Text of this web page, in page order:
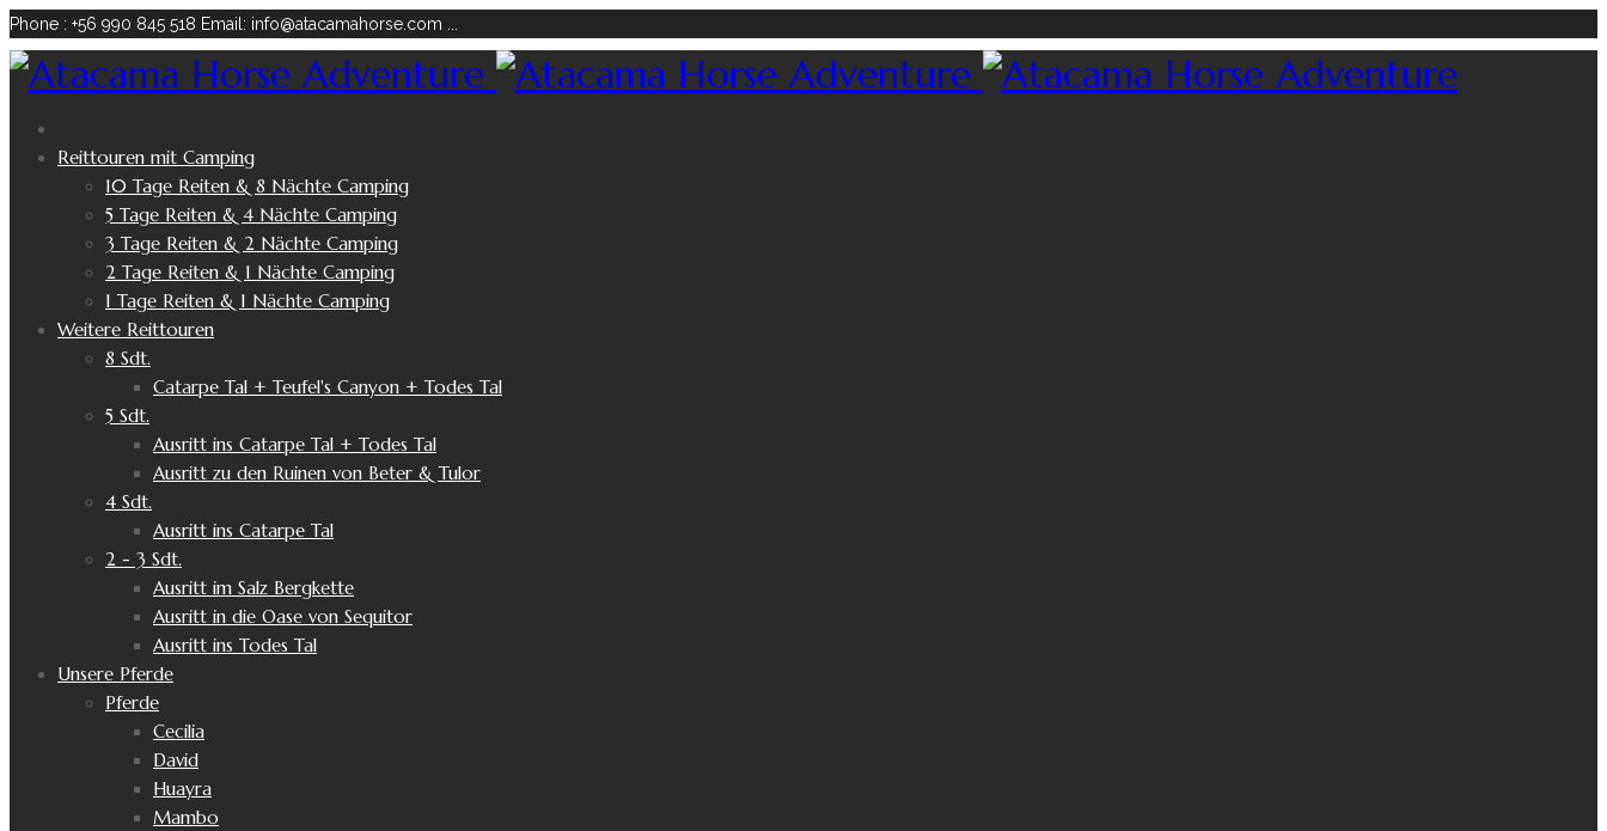
Phone : +56 990 845 518 Email: info@atacamahorse.com
Reittouren mit Camping
10 Tage Reiten & 8 Nächte Camping
5 Tage Reiten & 4 Nächte Camping
3 Tage Reiten & 2 Nächte Camping
2 Tage Reiten & 1 Nächte Camping
1 Tage Reiten & 1 Nächte Camping
Weitere Reittouren
8 Sdt.
Catarpe Tal + Teufel's Canyon + Todes Tal
5 Sdt.
Ausritt ins Catarpe Tal + Todes Tal
Ausritt zu den Ruinen von Beter & Tulor
4 Sdt.
Ausritt ins Catarpe Tal
2 - 3 Sdt.
Ausritt im Salz Bergkette
Ausritt in die Oase von Sequitor
Ausritt ins Todes Tal
Unsere Pferde
Pferde
Cecilia
David
Huayra
Mambo